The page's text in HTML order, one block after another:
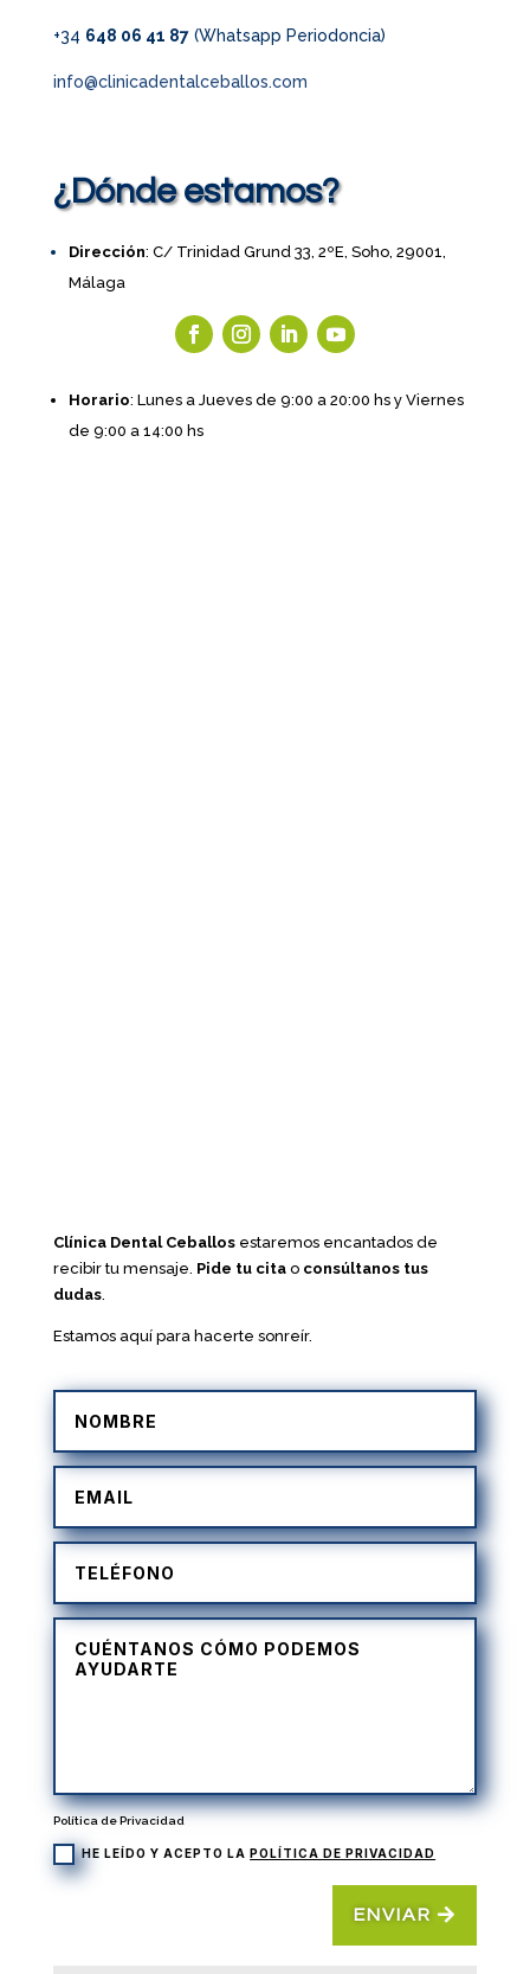
+34 648 06 41 87(Whatsapp Periodoncia)
info@clinicadentalceballos.com
¿Dónde estamos?
Dirección: C/ Trinidad Grund 33, 2ºE, Soho, 29001,
Málaga
Horario: Lunes a Jueves de 9:00 a 20:00 hs y Viernes
de 9:00 a 14:00 hs
Clínica Dental Ceballosestaremos encantados de
recibir tu mensaje. Pide tu citao consúltanos tus
dudas.
Estamos aquí para hacerte sonreír.
Política de Privacidad
HE LEÍDO Y ACEPTO LAPOLÍTICA DE PRIVACIDAD
ENVIAR